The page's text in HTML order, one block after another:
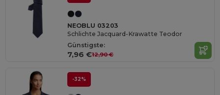
NEOBLU 03203
Schlichte Jacquard-Krawatte Teodor
Günstigste:
7,96 €12,90 €
-32%